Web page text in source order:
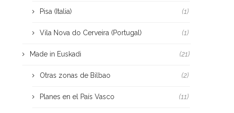
Pisa (Italia) (1)
Vila Nova do Cerveira (Portugal) (1)
Made in Euskadi (21)
Otras zonas de Bilbao (2)
Planes en el País Vasco (11)